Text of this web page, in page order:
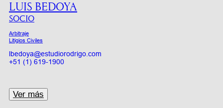
LUIS BEDOYA
SOCIO
Arbitraje
Litigios Civiles
lbedoya@estudiorodrigo.com
+51 (1) 619-1900
Ver más